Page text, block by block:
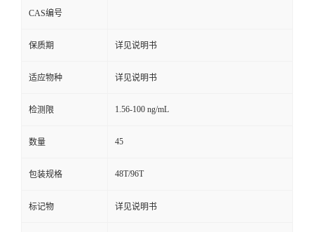
CAS编号
保质期 详见说明书
适应物种 详见说明书
检测限 1.56-100 ng/mL
数量 45
包装规格 48T/96T
标记物 详见说明书